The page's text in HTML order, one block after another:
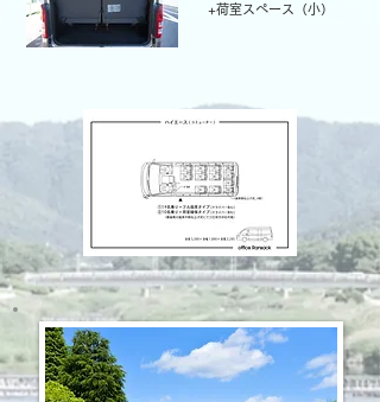
​ +荷室スペース（小）